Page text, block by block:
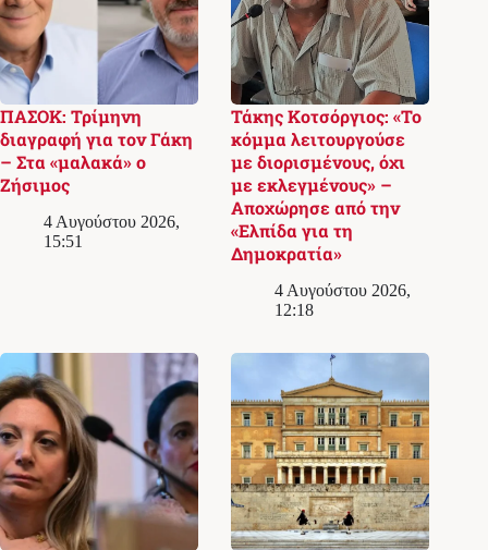
ΠΑΣΟΚ: Τρίμηνη
διαγραφή για τον Γάκη
– Στα «μαλακά» ο
Ζήσιμος
4 Αυγούστου 2026,
15:51
Τάκης Κοτσόργιος: «Το
κόμμα λειτουργούσε
με διορισμένους, όχι
με εκλεγμένους» –
Αποχώρησε από την
«Ελπίδα για τη
Δημοκρατία»
4 Αυγούστου 2026,
12:18